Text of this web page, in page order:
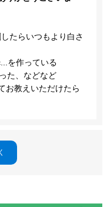
たらいつもより白さ
を作っている
た、などなど
お教えいただけたら